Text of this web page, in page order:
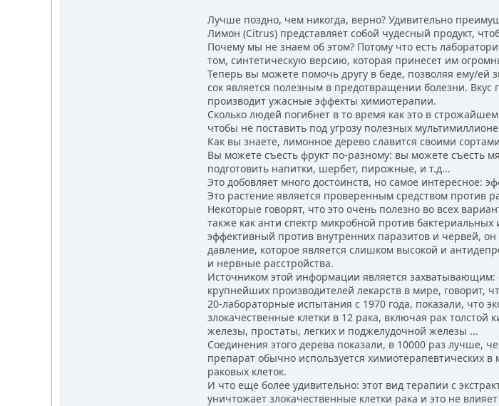
Лучше поздно, чем никогда, верно? Удивительно
Лимон (Citrus) представляет собой чудесный продукт,
Почему мы не знаем об этом? Потому что есть
том, синтетическую версию, которая принесет им
Теперь вы можете помочь другу в беде, позволяя ему/ей
сок является полезным в предотвращении болезни.
производит ужасные эффекты химиотерапии.
Сколько людей погибнет в то время как это в
чтобы не поставить под угрозу полезных
Как вы знаете, лимонное дерево славится своими
Вы можете съесть фрукт по-разному: вы можете съесть
подготовить напитки, шербет, пирожные, и т.д...
Это добовляет много достоинств, но самое интересное:
Это растение является проверенным средством против
Некоторые говорят, что это очень полезно во всех
также как анти спектр микробной против бактериальных
эффективный против внутренних паразитов и червей, он
давление, которое является слишком высокой и
и нервные расстройства.
Источником этой информации является захватывающим:
крупнейших производителей лекарств в мире, говорит,
20-лабораторные испытания с 1970 года, показали, что
злокачественные клетки в 12 рака, включая рак толстой
железы, простаты, легких и поджелудочной железы ...
Соединения этого дерева показали, в 10000 раз лучше,
препарат обычно используется химиотерапевтических в
раковых клеток.
И что еще более удивительно: этот вид терапии с
уничтожает злокачественные клетки рака и это не